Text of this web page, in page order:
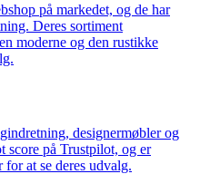
på markedet, og de har
Deres sortiment
moderne og den rustikke
designermøbler og
score på Trustpilot, og er
at se deres udvalg.